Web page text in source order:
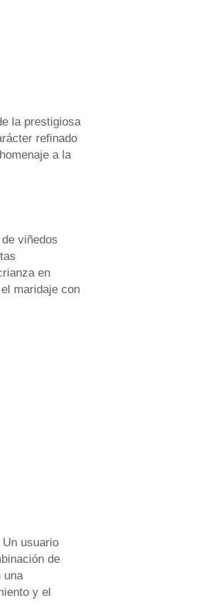
la prestigiosa
refinado
a la
viñedos
en
maridaje con
usuario
de
una
y el